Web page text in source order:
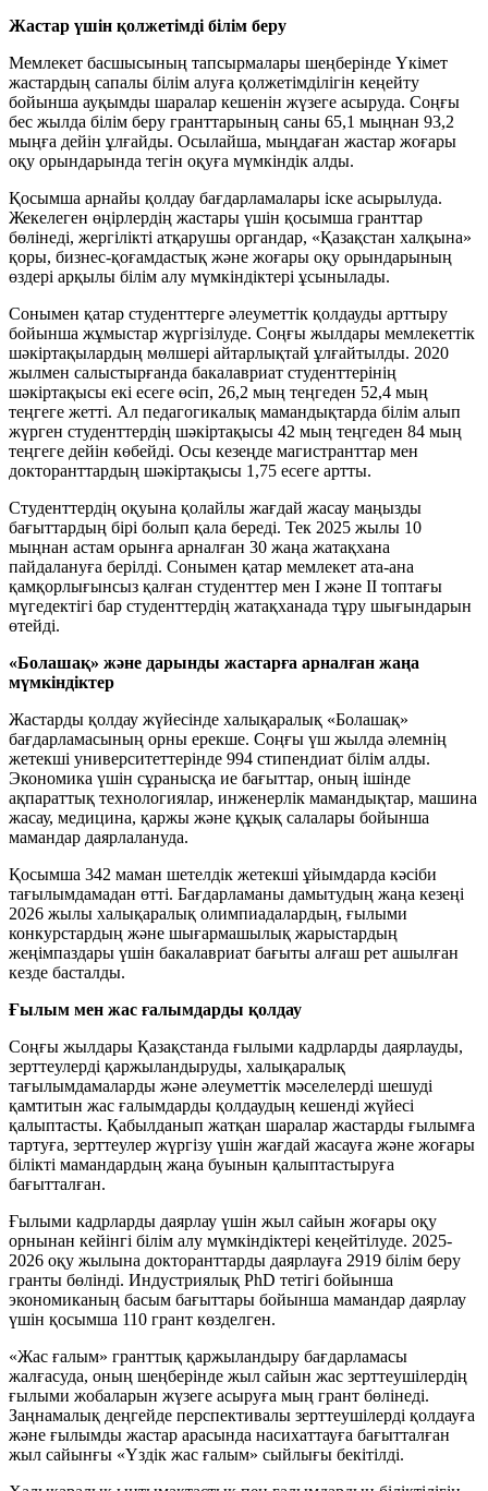
Жастар үшін қолжетімді білім беру
Мемлекет басшысының тапсырмалары шеңберінде Үкімет
жастардың сапалы білім алуға қолжетімділігін кеңейту
бойынша ауқымды шаралар кешенін жүзеге асыруда. Соңғы
бес жылда білім беру гранттарының саны 65,1 мыңнан 93,2
мыңға дейін ұлғайды. Осылайша, мыңдаған жастар жоғары
оқу орындарында тегін оқуға мүмкіндік алды.
Қосымша арнайы қолдау бағдарламалары іске асырылуда.
Жекелеген өңірлердің жастары үшін қосымша гранттар
бөлінеді, жергілікті атқарушы органдар, «Қазақстан халқына»
қоры, бизнес-қоғамдастық және жоғары оқу орындарының
өздері арқылы білім алу мүмкіндіктері ұсынылады.
Сонымен қатар студенттерге әлеуметтік қолдауды арттыру
бойынша жұмыстар жүргізілуде. Соңғы жылдары мемлекеттік
шәкіртақылардың мөлшері айтарлықтай ұлғайтылды. 2020
жылмен салыстырғанда бакалавриат студенттерінің
шәкіртақысы екі есеге өсіп, 26,2 мың теңгеден 52,4 мың
теңгеге жетті. Ал педагогикалық мамандықтарда білім алып
жүрген студенттердің шәкіртақысы 42 мың теңгеден 84 мың
теңгеге дейін көбейді. Осы кезеңде магистранттар мен
докторанттардың шәкіртақысы 1,75 есеге артты.
Студенттердің оқуына қолайлы жағдай жасау маңызды
бағыттардың бірі болып қала береді. Тек 2025 жылы 10
мыңнан астам орынға арналған 30 жаңа жатақхана
пайдалануға берілді. Сонымен қатар мемлекет ата-ана
қамқорлығынсыз қалған студенттер мен I және II топтағы
мүгедектігі бар студенттердің жатақханада тұру шығындарын
өтейді.
«Болашақ» және дарынды жастарға арналған жаңа
мүмкіндіктер
Жастарды қолдау жүйесінде халықаралық «Болашақ»
бағдарламасының орны ерекше. Соңғы үш жылда әлемнің
жетекші университеттерінде 994 стипендиат білім алды.
Экономика үшін сұранысқа ие бағыттар, оның ішінде
ақпараттық технологиялар, инженерлік мамандықтар, машина
жасау, медицина, қаржы және құқық салалары бойынша
мамандар даярлалануда.
Қосымша 342 маман шетелдік жетекші ұйымдарда кәсіби
тағылымдамадан өтті. Бағдарламаны дамытудың жаңа кезеңі
2026 жылы халықаралық олимпиадалардың, ғылыми
конкурстардың және шығармашылық жарыстардың
жеңімпаздары үшін бакалавриат бағыты алғаш рет ашылған
кезде басталды.
Ғылым мен жас ғалымдарды қолдау
Соңғы жылдары Қазақстанда ғылыми кадрларды даярлауды,
зерттеулерді қаржыландыруды, халықаралық
тағылымдамаларды және әлеуметтік мәселелерді шешуді
қамтитын жас ғалымдарды қолдаудың кешенді жүйесі
қалыптасты. Қабылданып жатқан шаралар жастарды ғылымға
тартуға, зерттеулер жүргізу үшін жағдай жасауға және жоғары
білікті мамандардың жаңа буынын қалыптастыруға
бағытталған.
Ғылыми кадрларды даярлау үшін жыл сайын жоғары оқу
орнынан кейінгі білім алу мүмкіндіктері кеңейтілуде. 2025-
2026 оқу жылына докторанттарды даярлауға 2919 білім беру
гранты бөлінді. Индустриялық PhD тетігі бойынша
экономиканың басым бағыттары бойынша мамандар даярлау
үшін қосымша 110 грант көзделген.
«Жас ғалым» гранттық қаржыландыру бағдарламасы
жалғасуда, оның шеңберінде жыл сайын жас зерттеушілердің
ғылыми жобаларын жүзеге асыруға мың грант бөлінеді.
Заңнамалық деңгейде перспективалы зерттеушілерді қолдауға
және ғылымды жастар арасында насихаттауға бағытталған
жыл сайынғы «Үздік жас ғалым» сыйлығы бекітілді.